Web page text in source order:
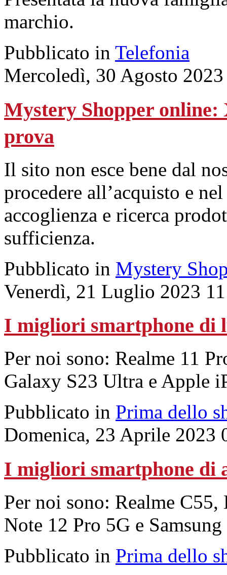
marchio.
Pubblicato in Telefonia
Mercoledì, 30 Agosto
Mystery Shopper
prova
Il sito non esce bene dal
procedere all’acquisto e
accoglienza e ricerca
sufficienza.
Pubblicato in Mystery
Venerdì, 21 Luglio 2023
I migliori smartphone di
Per noi sono: Realme 11
Galaxy S23 Ultra e Apple
Pubblicato in Prima dello
Domenica, 23 Aprile 2023
I migliori smartphone di
Per noi sono: Realme
Note 12 Pro 5G e
Pubblicato in Prima dello